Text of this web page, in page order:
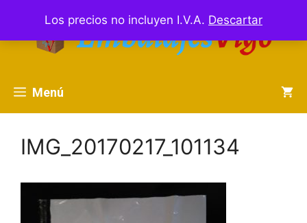
Los precios no incluyen I.V.A. Descartar
contenido
Menú
IMG_20170217_101134